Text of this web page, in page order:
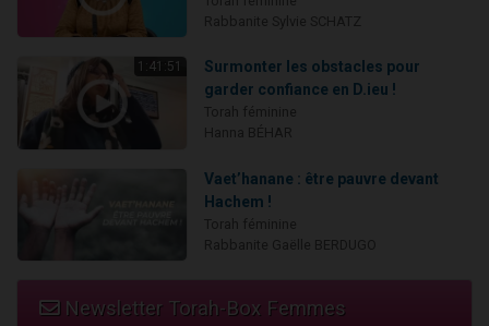
1:41:51
Surmonter les obstacles pour
garder confiance en D.ieu !
Vaet’hanane : être pauvre devant
Hachem !
Newsletter Torah-Box Femmes